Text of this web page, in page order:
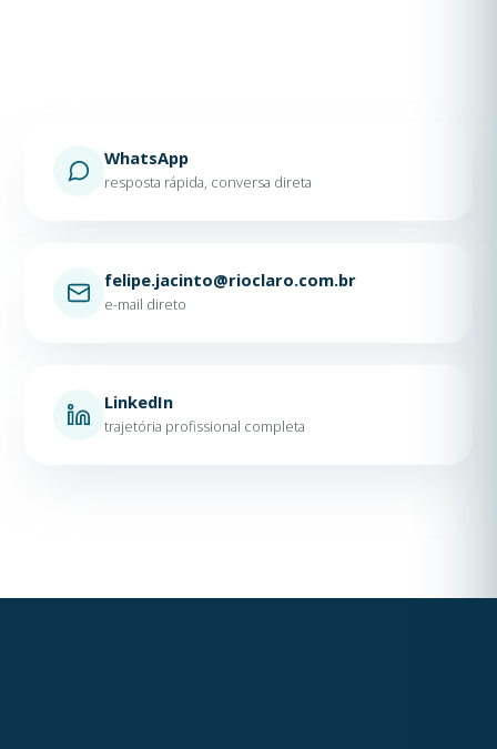
WhatsApp
resposta rápida, conversa direta
felipe.jacinto@rioclaro.com.br
e-mail direto
LinkedIn
trajetória profissional completa